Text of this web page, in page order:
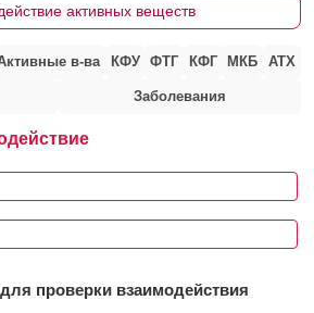
активных веществ
в-ва КФУ ФТГ КФГ МКБ АТХ
Заболевания
проверки взаимодействия